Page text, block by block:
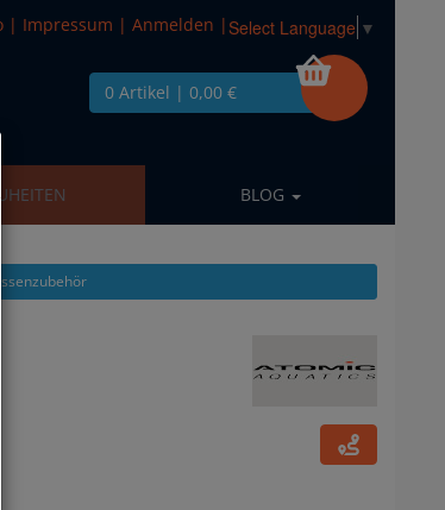
| Impressum | Anmelden | Select Language ▼
0 Artikel | 0,00 €
BLOG